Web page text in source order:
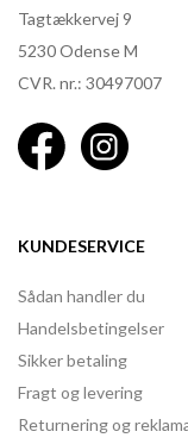
Tagtækkervej 9
5230 Odense M
CVR. nr.: 30497007
KUNDESERVICE
Sådan handler du
Handelsbetingelser
Sikker betaling
Fragt og levering
Returnering og